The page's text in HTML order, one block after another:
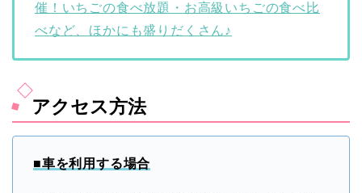
催！いちごの食べ放題・お高級いちごの食べ比
べなど、ほかにも盛りだくさん♪
アクセス方法
■車を利用する場合